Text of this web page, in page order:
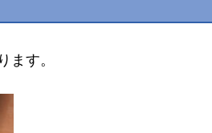
ます。